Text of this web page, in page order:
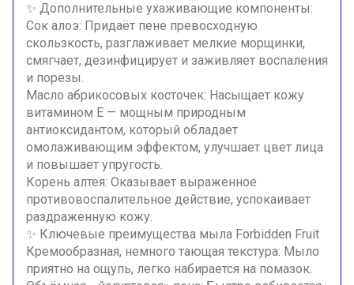
✨ Дополнительные ухаживающие компоненты:
Сок алоэ: Придаёт пене превосходную
скользкость, разглаживает мелкие морщинки,
смягчает, дезинфицирует и заживляет воспаления
и порезы.
Масло абрикосовых косточек: Насыщает кожу
витамином E — мощным природным
антиоксидантом, который обладает
омолаживающим эффектом, улучшает цвет лица
и повышает упругость.
Корень алтея: Оказывает выраженное
противовоспалительное действие, успокаивает
раздраженную кожу.
✨ Ключевые преимущества мыла Forbidden Fruit
Кремообразная, немного тающая текстура: Мыло
приятно на ощупь, легко набирается на помазок.